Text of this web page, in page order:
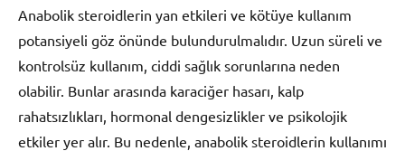
Anabolik steroidlerin yan etkileri ve kötüye kullanım
potansiyeli göz önünde bulundurulmalıdır. Uzun süreli ve
kontrolsüz kullanım, ciddi sağlık sorunlarına neden
olabilir. Bunlar arasında karaciğer hasarı, kalp
rahatsızlıkları, hormonal dengesizlikler ve psikolojik
etkiler yer alır. Bu nedenle, anabolik steroidlerin kullanımı